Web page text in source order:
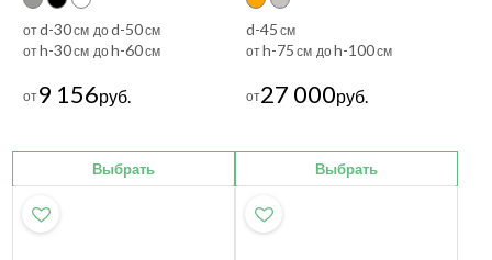
отd-30см доd-50см
отh-30см доh-60см
от9 156руб.
Выбрать
d-45 см
отh-75 см доh-100см
от27 000руб.
Выбрать